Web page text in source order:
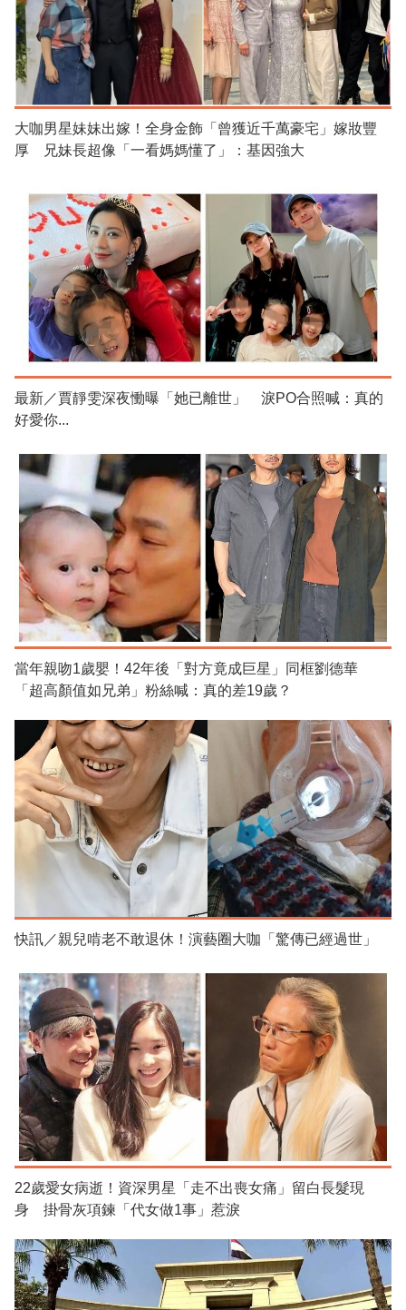
大咖男星妹妹出嫁！全身金飾「曾獲近千萬豪宅」嫁妝豐
厚 兄妹長超像「一看媽媽懂了」：基因強大
最新／賈靜雯深夜慟曝「她已離世」 淚PO合照喊：真的
好愛你...
當年親吻1歲嬰！42年後「對方竟成巨星」同框劉德華
「超高顏值如兄弟」粉絲喊：真的差19歲？
快訊／親兒啃老不敢退休！演藝圈大咖「驚傳已經過世」
22歲愛女病逝！資深男星「走不出喪女痛」留白長髮現
身 掛骨灰項鍊「代女做1事」惹淚